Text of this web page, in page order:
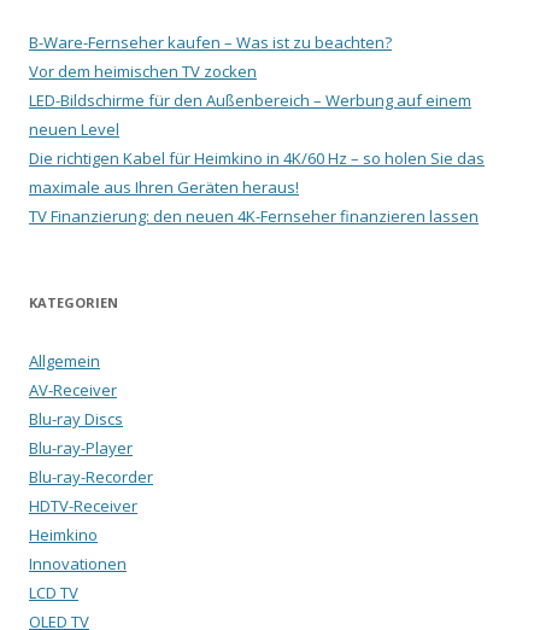
B-Ware-Fernseher kaufen – Was ist zu beachten?
Vor dem heimischen TV zocken
LED-Bildschirme für den Außenbereich – Werbung auf einem
neuen Level
Die richtigen Kabel für Heimkino in 4K/60 Hz – so holen Sie das
maximale aus Ihren Geräten heraus!
TV Finanzierung: den neuen 4K-Fernseher finanzieren lassen
KATEGORIEN
Allgemein
AV-Receiver
Blu-ray Discs
Blu-ray-Player
Blu-ray-Recorder
HDTV-Receiver
Heimkino
Innovationen
LCD TV
OLED TV